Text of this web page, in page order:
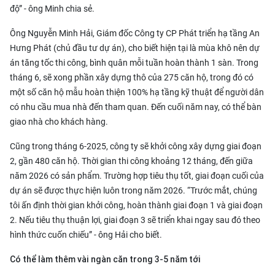
độ” - ông Minh chia sẻ.
Ông Nguyễn Minh Hải, Giám đốc Công ty CP Phát triển hạ tầng An
Hưng Phát (chủ đầu tư dự án), cho biết hiện tại là mùa khô nên dự
án tăng tốc thi công, bình quân mỗi tuần hoàn thành 1 sàn. Trong
tháng 6, sẽ xong phần xây dựng thô của 275 căn hộ, trong đó có
một số căn hộ mẫu hoàn thiện 100% hạ tầng kỹ thuật để người dân
có nhu cầu mua nhà đến tham quan. Đến cuối năm nay, có thể bàn
giao nhà cho khách hàng.
Cũng trong tháng 6-2025, công ty sẽ khởi công xây dựng giai đoạn
2, gần 480 căn hộ. Thời gian thi công khoảng 12 tháng, đến giữa
năm 2026 có sản phẩm. Trường hợp tiêu thụ tốt, giai đoạn cuối của
dự án sẽ được thực hiện luôn trong năm 2026. “Trước mắt, chúng
tôi ấn định thời gian khởi công, hoàn thành giai đoạn 1 và giai đoạn
2. Nếu tiêu thụ thuận lợi, giai đoạn 3 sẽ triển khai ngay sau đó theo
hình thức cuốn chiếu” - ông Hải cho biết.
Có thể làm thêm vài ngàn căn trong 3-5 năm tới